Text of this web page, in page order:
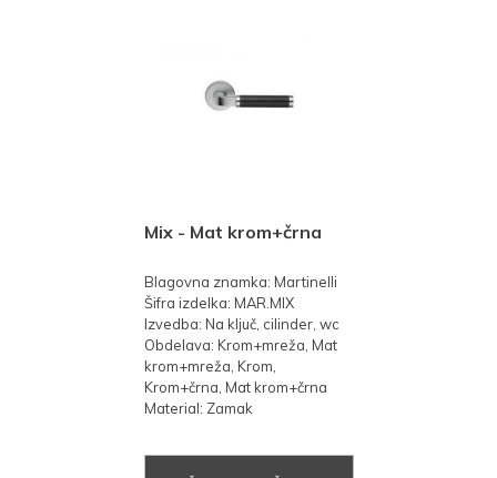
Mix - Mat krom+črna
Blagovna znamka: Martinelli
Šifra izdelka: MAR.MIX
Izvedba: Na ključ, cilinder, wc
Obdelava: Krom+mreža, Mat
krom+mreža, Krom,
Krom+črna, Mat krom+črna
Material: Zamak